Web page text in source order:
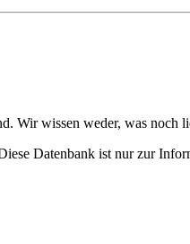
Wir wissen weder, was noch
Datenbank ist nur zur